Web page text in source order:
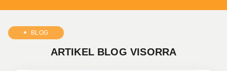
BLOG
ARTIKEL BLOG VISORRA